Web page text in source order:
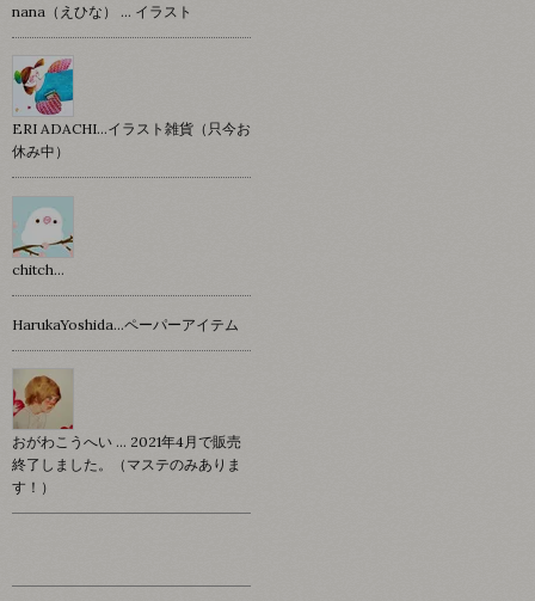
nana（えひな） … イラスト
ERI ADACHI...イラスト雑貨（只今お
休み中）
chitch…
HarukaYoshida…ペーパーアイテム
おがわこうへい … 2021年4月で販売
終了しました。（マステのみありま
す！）